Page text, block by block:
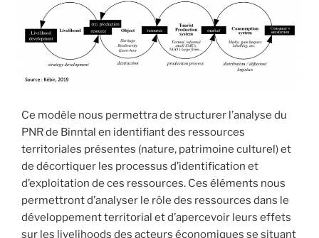
Ce modèle nous permettra de structurer l’analyse du
PNR de Binntal en identifiant des ressources
territoriales présentes (nature, patrimoine culturel) et
de décortiquer les processus d’identification et
d’exploitation de ces ressources. Ces éléments nous
permettront d’analyser le rôle des ressources dans le
développement territorial et d’apercevoir leurs effets
sur les livelihoods des acteurs économiques se situant